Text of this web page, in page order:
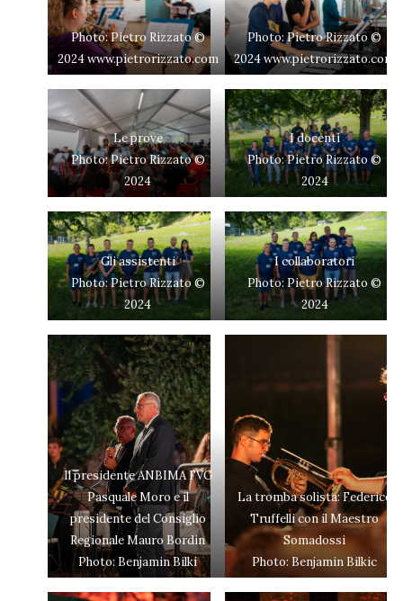
Photo: Pietro Rizzato ©
2024 www.pietrorizzato.com
Photo: Pietro Rizzato ©
2024 www.pietrorizzato.com
Le prove
Photo: Pietro Rizzato ©
2024
I docenti
Photo: Pietro Rizzato ©
2024
Gli assistenti
Photo: Pietro Rizzato ©
2024
I collaboratori
Photo: Pietro Rizzato ©
2024
Il presidente ANBIMA FVG
Pasquale Moro e il
presidente del Consiglio
Regionale Mauro Bordin
Photo: Benjamin Bilki
La tromba solista: Federico
Truffelli con il Maestro
Somadossi
Photo: Benjamin Bilkic